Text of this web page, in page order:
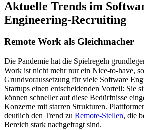
Aktuelle Trends im
Engineering-Recruiting
Remote Work als Gleichmacher
Die Pandemie hat die Spielregeln
Work ist nicht mehr nur ein Nice-to-have,
Grundvoraussetzung für viele Software
Startups einen entscheidenden Vorteil: Sie
können schneller auf diese Bedürfnisse
Konzerne mit starren Strukturen.
deutlich den Trend zu Remote-Stellen, die
Bereich stark nachgefragt sind.